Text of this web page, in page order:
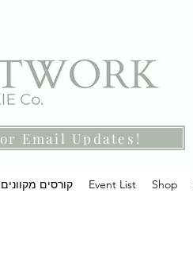
Email Updates!
קורסים מקוונים Event List Shop